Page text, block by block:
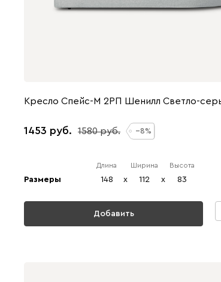
Кресло Спейс-М 2РП Шенилл Светло-
1453 1580 8
Размеры
Длина
148 x
Ширина
112 x
Высота
83
Добавить